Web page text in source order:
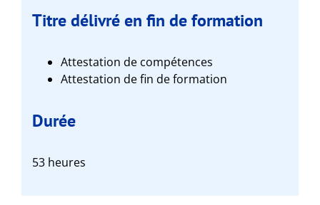
Titre délivré en fin de formation
Attestation de compétences
Attestation de fin de formation
Durée
53 heures